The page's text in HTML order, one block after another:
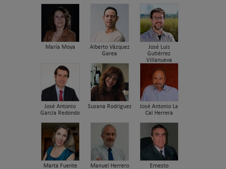
María Moya
Alberto Vázquez
Garea
José Luis
Gutiérrez
Villanueva
José Antonio
García Redondo
Susana Rodriguez
José Antonio La
Cal Herrera
Marta Fuente
Manuel Herrero
Ernesto